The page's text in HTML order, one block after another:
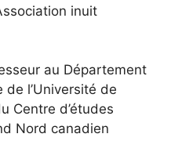
inuit
au Département
l’Université de
Centre d’études
Nord canadien